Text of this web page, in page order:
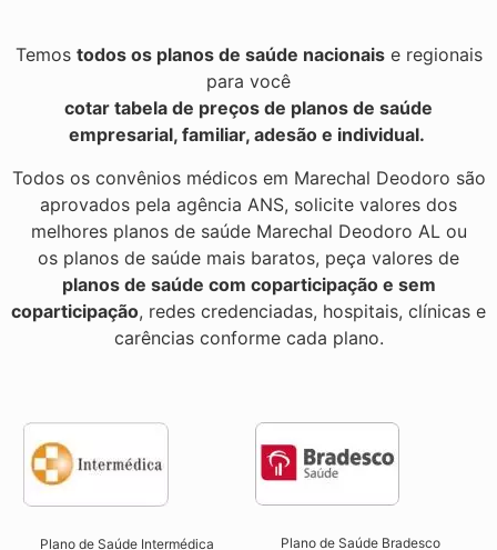
Temos todos os planos de saúde nacionaise regionais
para você
cotar tabela de preços de planos de saúde
empresarial, familiar, adesão e individual.
Todos os convênios médicos em Marechal Deodoro são
aprovados pela agência ANS, solicite valores dos
melhores planos de saúde Marechal Deodoro AL ou
os planos de saúde mais baratos, peça valores de
planos de saúde com coparticipação e sem
coparticipação, redes credenciadas, hospitais, clínicas e
carências conforme cada plano.
Plano de Saúde Intermédica Plano de Saúde Bradesco